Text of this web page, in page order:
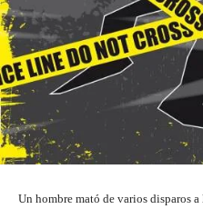
Un hombre mató de varios disparos